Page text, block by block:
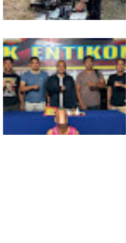
Truk Kontainer Oleng Tabrak
Vario, Warga Kapuas
Meninggal di Dusun Mak
Tampong